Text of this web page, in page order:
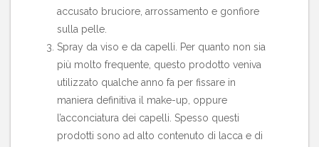
accusato bruciore, arrossamento e gonfiore
sulla pelle.
Spray da viso e da capelli. Per quanto non sia
più molto frequente, questo prodotto veniva
utilizzato qualche anno fa per fissare in
maniera definitiva il make-up, oppure
l’acconciatura dei capelli. Spesso questi
prodotti sono ad alto contenuto di lacca e di